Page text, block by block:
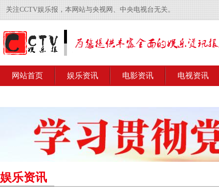
关注CCTV娱乐报，本网站与央视网、中央电视台无关。
网站首页 娱乐资讯 电影资讯 电视资讯
娱乐资讯